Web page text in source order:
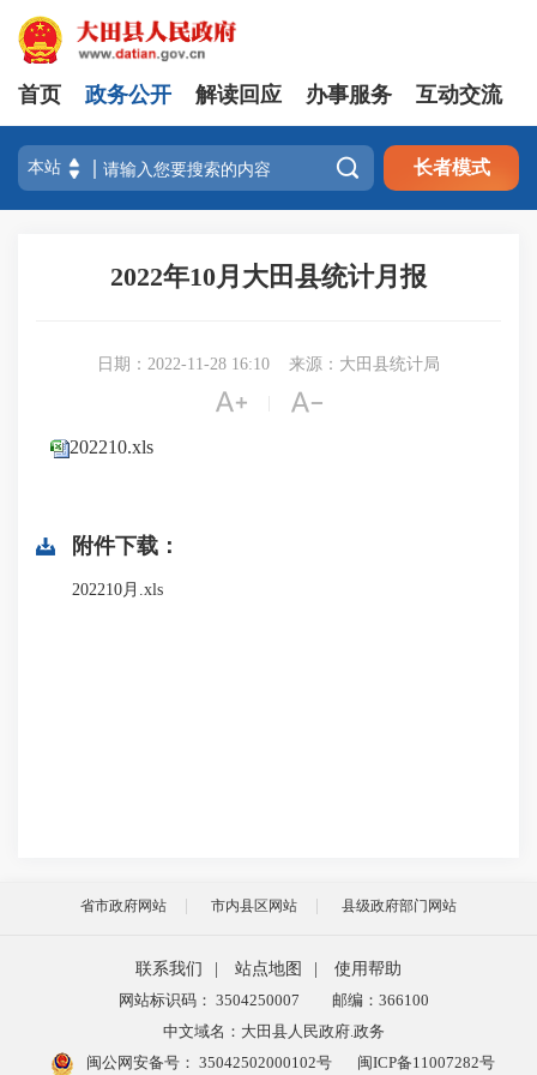
首页 政务公开 解读回应 办事服务 互动交流
 长者模式
2022年10月大田县统计月报
日期：2022-11-28 16:10 来源：大田县统计局
 
202210.xls
附件下载：
202210月.xls
省市政府网站 市内县区网站 县级政府部门网站
联系我们 站点地图
使用帮助
网站标识码： 3504250007
邮编：366100
中文域名：大田县人民政府.政务
闽公网安备号： 35042502000102号 闽ICP备11007282号